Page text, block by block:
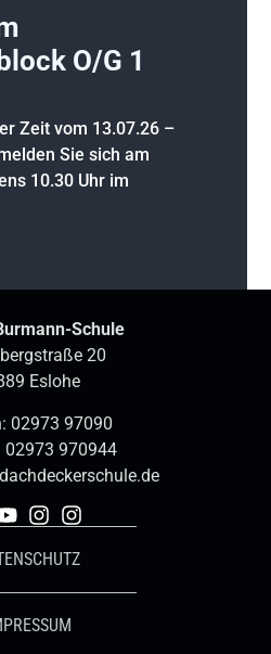
O/G 1
Zeit vom 13.07.26 –
Sie sich am
10.30 Uhr im
Schule
20
Eslohe
02973 97090
02973 970944